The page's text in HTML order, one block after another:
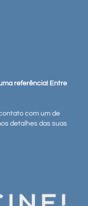
referência! Entre
com um de
detalhes das suas